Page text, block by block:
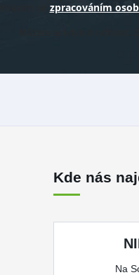
zpracováním
Kde nás
Na